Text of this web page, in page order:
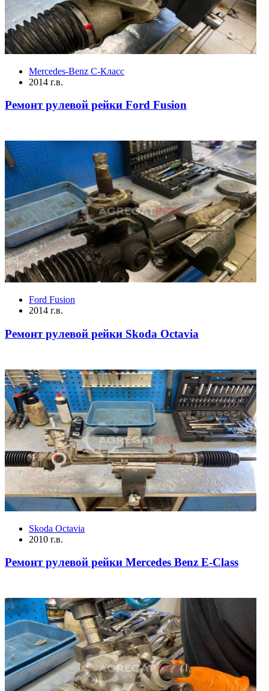
Mercedes-Benz C-Класс
2014 г.в.
Ремонт рулевой рейки Ford Fusion
Ford Fusion
2014 г.в.
Ремонт рулевой рейки Skoda Octavia
Skoda Octavia
2010 г.в.
Ремонт рулевой рейки Mercedes Benz E-Class